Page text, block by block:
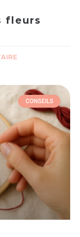
fleurs
CONSEILS